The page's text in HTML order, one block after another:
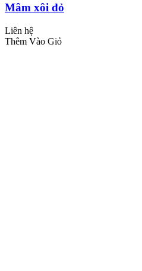
Mâm xôi đỏ
Liên hệ
Thêm Vào Giỏ